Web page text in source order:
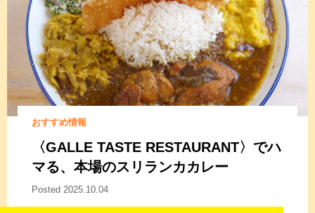
おすすめ情報
〈GALLE TASTE RESTAURANT〉でハ
マる、 本場のスリランカカレー
Posted 2025.10.04